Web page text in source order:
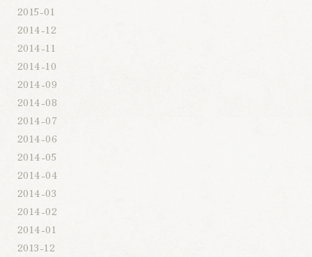
2015-01
2014-12
2014-11
2014-10
2014-09
2014-08
2014-07
2014-06
2014-05
2014-04
2014-03
2014-02
2014-01
2013-12